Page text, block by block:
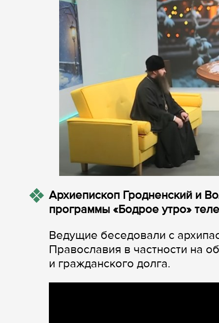
Архиепископ Гродненский и
программы «Бодрое утро»
Ведущие беседовали с
Православия в частности на
и гражданского долга.